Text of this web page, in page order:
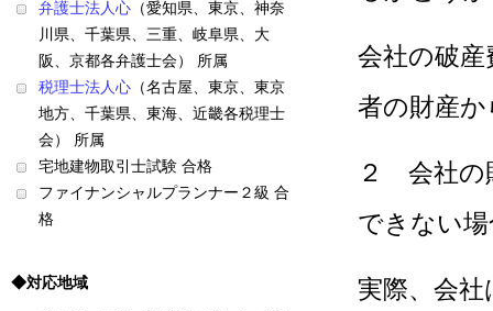
会社の破
者の財産
２ 会社の
できない
実際、会
弁護士法人心 （愛知県、東京、神奈
川県、千葉県、三重、岐阜県、大
阪、京都各弁護士会） 所属
税理士法人心 （名古屋、東京、東京
地方、千葉県、東海、近畿各税理士
会） 所属
宅地建物取引士試験 合格
ファイナンシャルプランナー２級 合
格
◆対応地域